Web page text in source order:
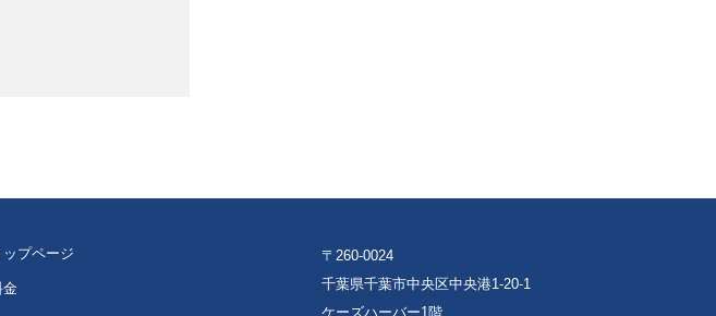
ップページ
金
〒260-0024
千葉県千葉市中央区中央港1-20-1
ケーズハーバー1階